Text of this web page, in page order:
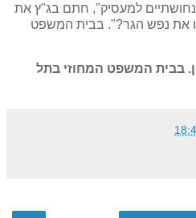
למעסיק", חתם בג"ץ את
את נפש הגר?". בבית המשפט
בבית המשפט המחוזי בתל